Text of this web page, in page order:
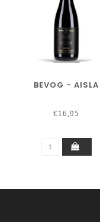
BEVOG - AISLA
€16,95